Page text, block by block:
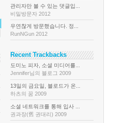
관리자만 볼 수 있는 댓글입...
비밀방문자 2012
우연찮게 방문했습니다. 정...
RunNGun 2012
Recent Trackbacks
도미노 피자, 소셜 미디어를...
Jennifer님의 블로그 2009
13일의 금요일, 블로드가 온...
하츠의 꿈 2009
소셜 네트워크를 통해 입사 ...
권과장(舊 권대리) 2009